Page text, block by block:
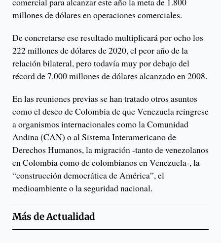
millones de dólares en operaciones comerciales.
De concretarse ese resultado multiplicará por ocho los
222 millones de dólares de 2020, el peor año de la
relación bilateral, pero todavía muy por debajo del
récord de 7.000 millones de dólares alcanzado en 2008.
En las reuniones previas se han tratado otros asuntos
como el deseo de Colombia de que Venezuela reingrese
a organismos internacionales como la Comunidad
Andina (CAN) o al Sistema Interamericano de
Derechos Humanos, la migración -tanto de venezolanos
en Colombia como de colombianos en Venezuela-, la
“construcción democrática de América”, el
medioambiente o la seguridad nacional.
Más deActualidad